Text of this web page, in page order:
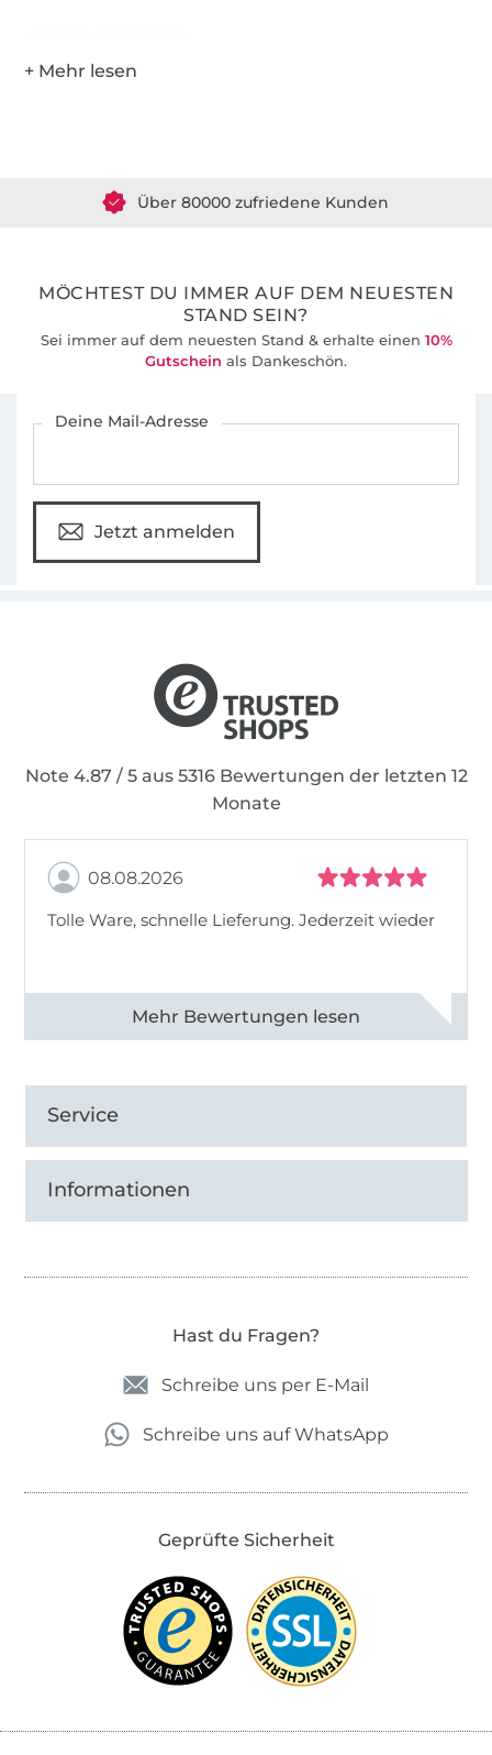
MÖCHTEST DU IMMER AUF DEM NEUESTEN
STAND SEIN?
Sei immer auf dem neuesten Stand & erhalte einen 10%
Gutschein als Dankeschön.
Deine Mail-Adresse
Jetzt anmelden
Note 4.87 / 5 aus 5316 Bewertungen der letzten 12
Monate
08.08.2026
Tolle Ware, schnelle Lieferung. Jederzeit wieder
Alle 83013 Bewertungen ansehen
Service
Informationen
Hast du Fragen?
Schreibe uns per E-Mail
Schreibe uns auf WhatsApp
Geprüfte Sicherheit